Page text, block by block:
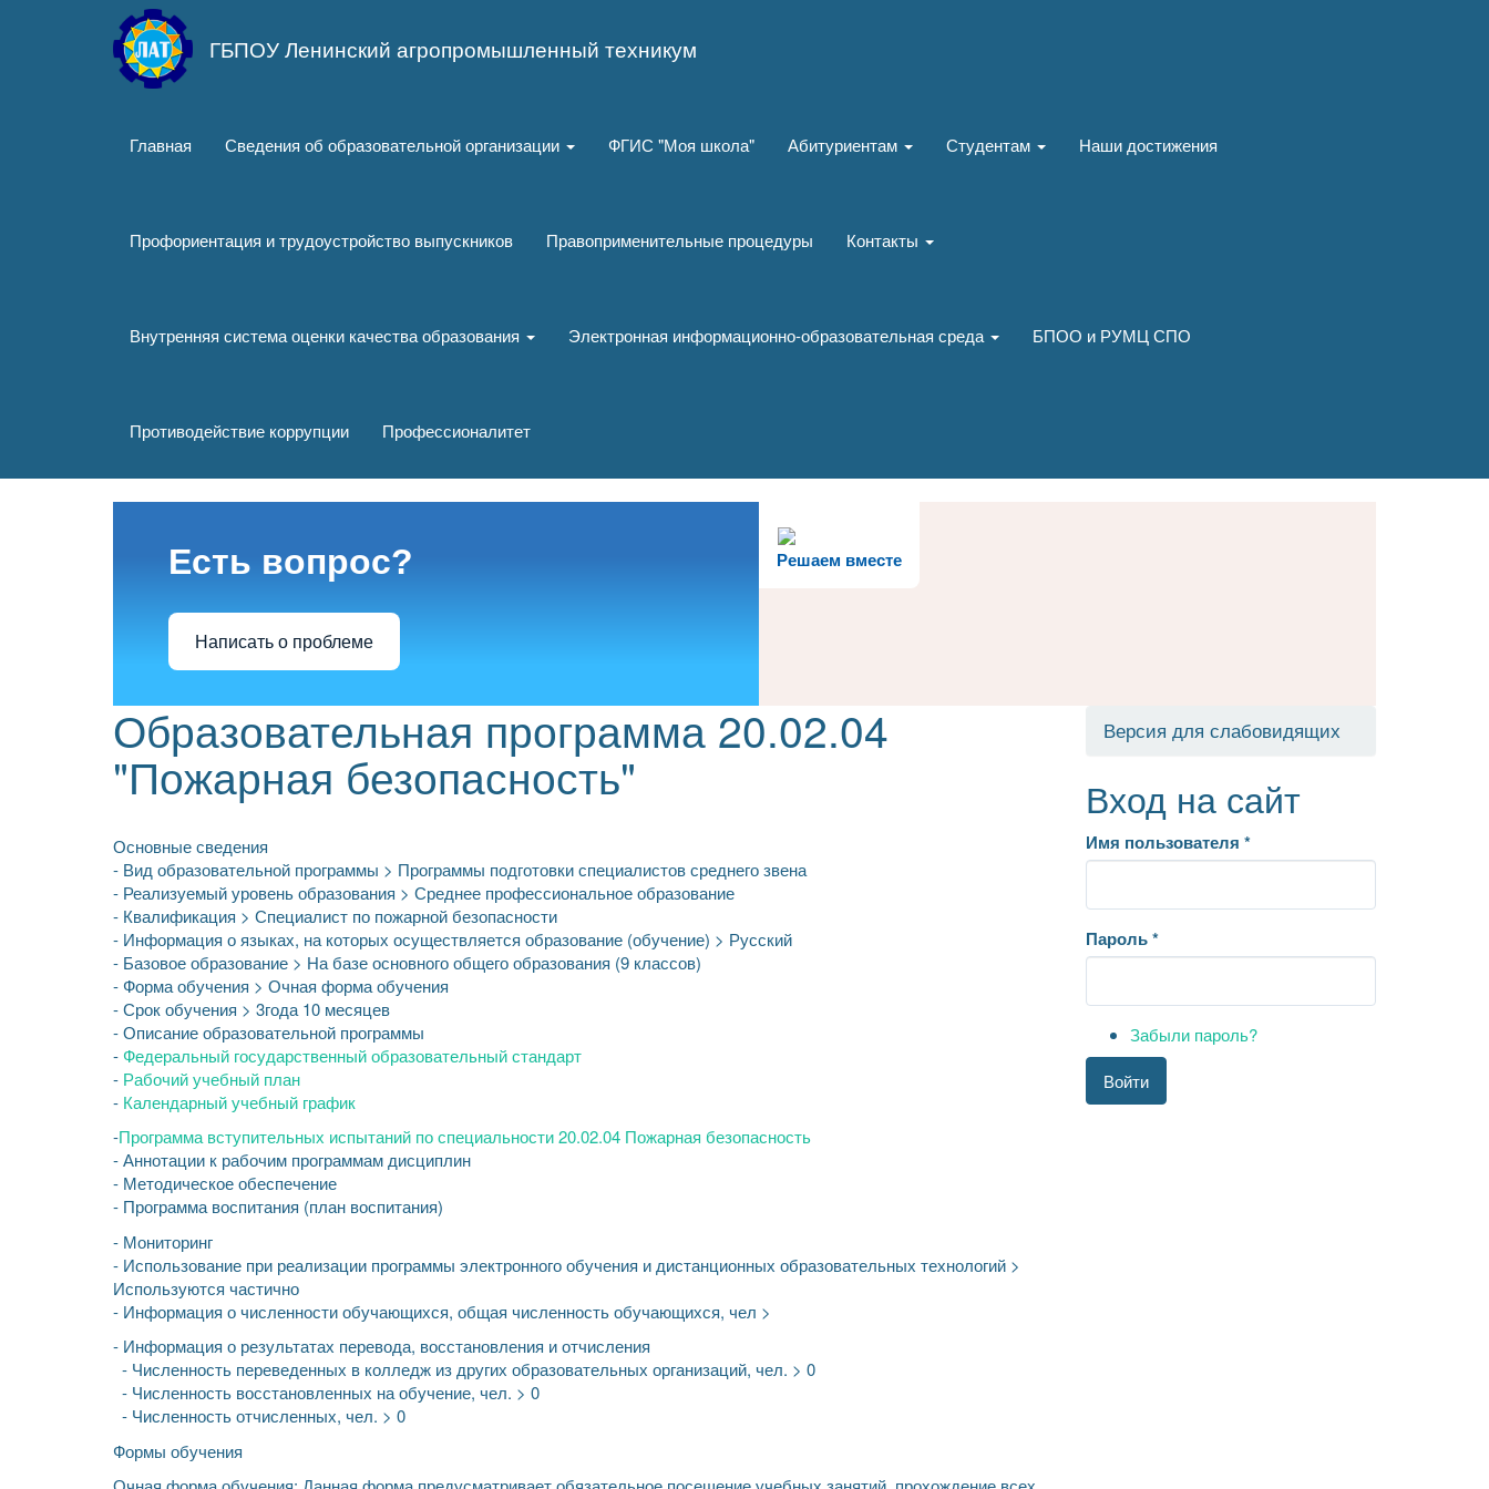
ГБПОУ Ленинский агропромышленный техникум
Главная Сведения об образовательной организации ФГИС "Моя школа" Абитуриентам Студентам Наши достижения
Профориентация и трудоустройство выпускников Правоприменительные процедуры Контакты
Внутренняя система оценки качества образования Электронная информационно-образовательная среда БПОО и РУМЦ СПО
Противодействие коррупции Профессионалитет
Решаем вместе
Есть вопрос?
Написать о проблеме
Образовательная программа 20.02.04
"Пожарная безопасность"
Основные сведения
- Вид образовательной программы > Программы подготовки специалистов среднего звена
- Реализуемый уровень образования > Среднее профессиональное образование
- Квалификация > Специалист по пожарной безопасности
- Информация о языках, на которых осуществляется образование (обучение) > Русский
- Базовое образование > На базе основного общего образования (9 классов)
- Форма обучения > Очная форма обучения
- Срок обучения > 3года 10 месяцев
- Описание образовательной программы
-Федеральный государственный образовательный стандарт
- Рабочий учебный план
- Календарный учебный график
-Программа вступительных испытаний по специальности 20.02.04 Пожарная безопасность
- Аннотации к рабочим программам дисциплин
- Методическое обеспечение
- Программа воспитания (план воспитания)
- Мониторинг
- Использование при реализации программы электронного обучения и дистанционных образовательных технологий >
Используются частично
- Информация о численности обучающихся, общая численность обучающихся, чел >
- Информация о результатах перевода, восстановления и отчисления
- Численность переведенных в колледж из других образовательных организаций, чел. > 0
- Численность восстановленных на обучение, чел. > 0
- Численность отчисленных, чел. > 0
Формы обучения
Версия для слабовидящих
Вход на сайт
Имя пользователя *
Пароль*
Забыли пароль?
Войти